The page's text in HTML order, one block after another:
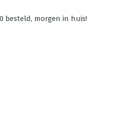
besteld, morgen in huis!